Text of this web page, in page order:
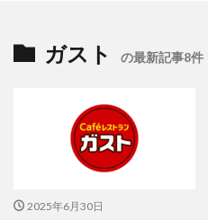
ガスト の最新記事8件
2025年6月30日